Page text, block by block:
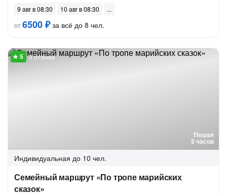
9 авг в 08:30
10 авг в 08:30
от6500 ₽за всё до 8 чел.
Пешая
5 часов
3 отзыва
Индивидуальная до 10 чел.
Семейный маршрут «По тропе марийских
сказок»